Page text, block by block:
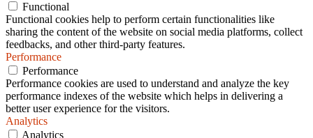
Functional
Functional cookies help to perform certain functionalities like
sharing the content of the website on social media platforms, collect
feedbacks, and other third-party features.
Performance
Performance
Performance cookies are used to understand and analyze the key
performance indexes of the website which helps in delivering a
better user experience for the visitors.
Analytics
Analytics